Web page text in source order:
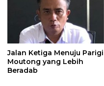
Jalan Ketiga Menuju Parigi
Moutong yang Lebih
Beradab